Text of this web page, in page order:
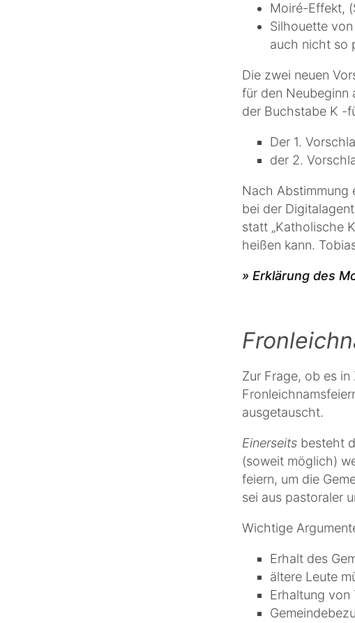
Moiré-Effekt,
Silhouette
auch nicht so
Die zwei neuen
für den Neubeginn
der Buchstabe K -
Der 1.
der 2.
Nach Abstimmung
bei der
statt „Katholische
heißen kann.
» Erklärung des
Zur Frage, ob es
ausgetauscht.
Einerseits besteht
(soweit möglich)
feiern, um die
sei aus pastoraler
Wichtige
Erhalt des
ältere Leute
Erhaltung von